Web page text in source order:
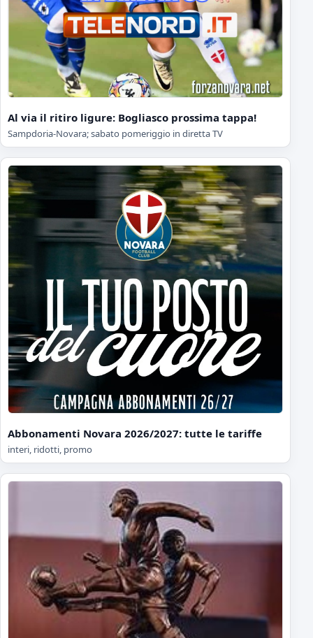
Al via il ritiro ligure: Bogliasco prossima tappa!
Sampdoria-Novara; sabato pomeriggio in diretta TV
Abbonamenti Novara 2026/2027: tutte le tariffe
interi, ridotti, promo